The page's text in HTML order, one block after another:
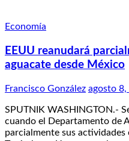
Economía
EEUU reanudará
aguacate desde México
Francisco González agosto 8,
SPUTNIK WASHINGTON.-
cuando el Departamento de
parcialmente sus